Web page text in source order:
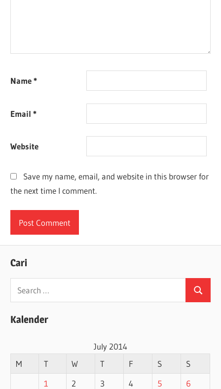
Name*
Email*
Website
Save my name, email, and website in this browser for
the next time I comment.
Cari
Search
for:
Search
Kalender
July 2014
M
T W T F S
S
1
2 3 4 5
6